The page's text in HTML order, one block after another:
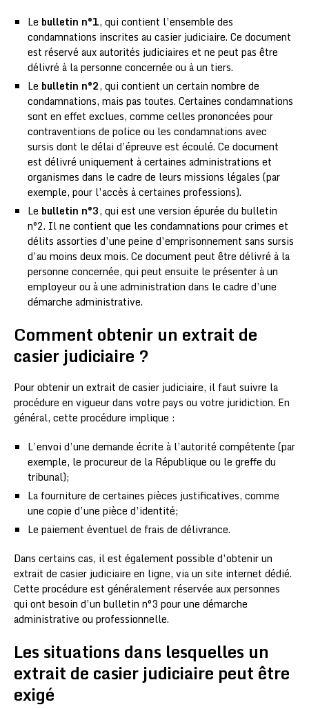
Le bulletin n°1, qui contient l’ensemble des
condamnations inscrites au casier judiciaire. Ce document
est réservé aux autorités judiciaires et ne peut pas être
délivré à la personne concernée ou à un tiers.
Le bulletin n°2, qui contient un certain nombre de
condamnations, mais pas toutes. Certaines condamnations
sont en effet exclues, comme celles prononcées pour
contraventions de police ou les condamnations avec
sursis dont le délai d’épreuve est écoulé. Ce document
est délivré uniquement à certaines administrations et
organismes dans le cadre de leurs missions légales (par
exemple, pour l’accès à certaines professions).
Le bulletin n°3, qui est une version épurée du bulletin
n°2. Il ne contient que les condamnations pour crimes et
délits assorties d’une peine d’emprisonnement sans sursis
d’au moins deux mois. Ce document peut être délivré à la
personne concernée, qui peut ensuite le présenter à un
employeur ou à une administration dans le cadre d’une
démarche administrative.
Comment obtenir un extrait de
casier judiciaire ?
Pour obtenir un extrait de casier judiciaire, il faut suivre la
procédure en vigueur dans votre pays ou votre juridiction. En
général, cette procédure implique :
L’envoi d’une demande écrite à l’autorité compétente (par
exemple, le procureur de la République ou le greffe du
tribunal);
La fourniture de certaines pièces justificatives, comme
une copie d’une pièce d’identité;
Le paiement éventuel de frais de délivrance.
Dans certains cas, il est également possible d’obtenir un
extrait de casier judiciaire en ligne, via un site internet dédié.
Cette procédure est généralement réservée aux personnes
qui ont besoin d’un bulletin n°3 pour une démarche
administrative ou professionnelle.
Les situations dans lesquelles un
extrait de casier judiciaire peut être
exigé